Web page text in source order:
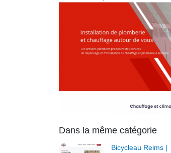
Dans la même catégorie
Bicycleau Reims |